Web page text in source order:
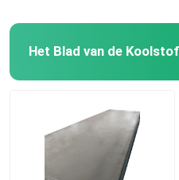
Het Blad van de